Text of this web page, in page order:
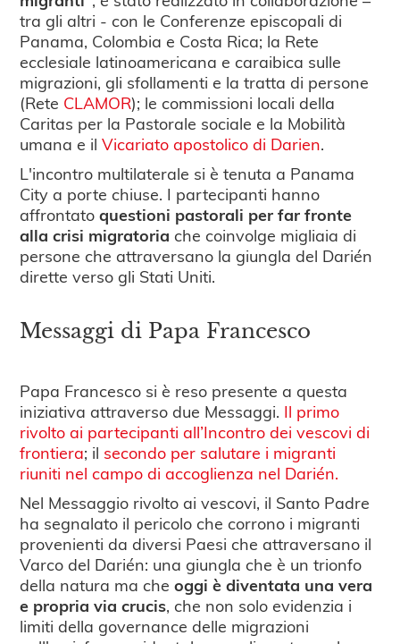
tra gli altri - con le Conferenze episcopali di
Panama, Colombia e Costa Rica; la Rete
ecclesiale latinoamericana e caraibica sulle
migrazioni, gli sfollamenti e la tratta di persone
(Rete CLAMOR); le commissioni locali della
Caritas per la Pastorale sociale e la Mobilità
umana e ilVicariato apostolico di Darien.
L'incontro multilaterale si è tenuta a Panama
City a porte chiuse. I partecipanti hanno
affrontatoquestioni pastorali per far fronte
alla crisi migratoria che coinvolge migliaia di
persone che attraversano la giungla del Darién
dirette verso gli Stati Uniti.
Messaggi di Papa Francesco
Papa Francesco si è reso presente a questa
iniziativa attraverso due Messaggi. Il primo
rivolto ai partecipanti all’Incontro dei vescovi di
frontiera; il secondo per salutare i migranti
riuniti nel campo di accoglienza nel Darién.
Nel Messaggio rivolto ai vescovi, il Santo Padre
ha segnalato il pericolo che corrono i migranti
provenienti da diversi Paesi che attraversano il
Varco del Darién: una giungla che è un trionfo
della natura ma che oggi è diventata una vera
e propria via crucis, che non solo evidenzia i
limiti della governance delle migrazioni